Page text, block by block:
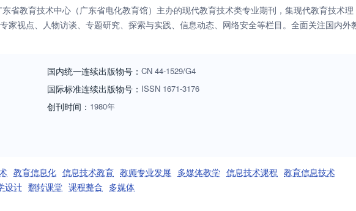
省教育技术中心（广东省电化教育馆）主办的现代教育技术类专业期刊，集现代教育技术理
视点、人物访谈、专题研究、探索与实践、信息动态、网络安全等栏目。全面关注国内外
国内统一连续出版物号： CN 44-1529/G4
国际标准连续出版物号 ： ISSN 1671-3176
创刊时间： 1980年
教育信息化 信息技术教育 教师专业发展 多媒体教学 信息技术课程 教育信息技术
设计 翻转课堂 课程整合 多媒体